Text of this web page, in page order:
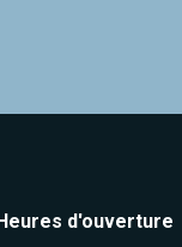
d'ouverture